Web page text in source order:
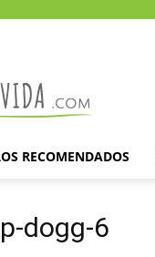
RECOMENDADOS
dogg-6